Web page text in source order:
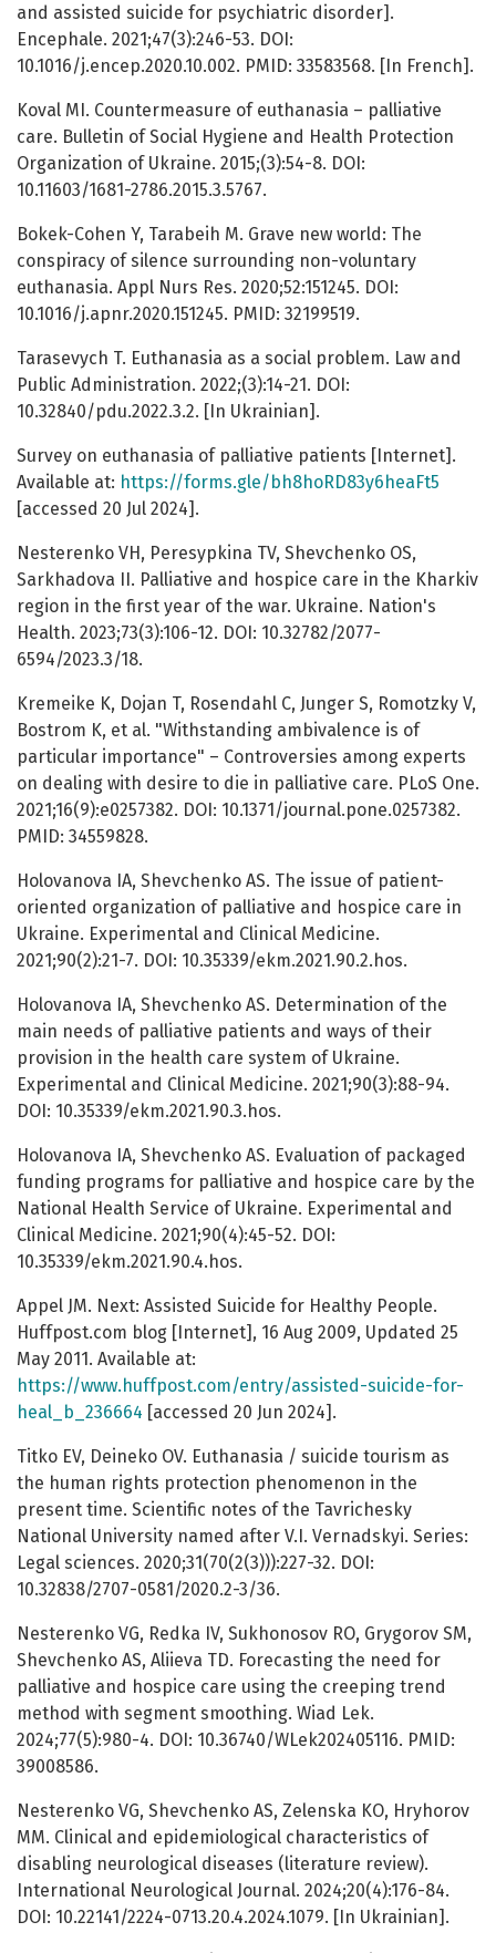
and assisted suicide for psychiatric disorder].
Encephale. 2021;47(3):246-53. DOI:
10.1016/j.encep.2020.10.002. PMID: 33583568. [In French].
Koval MI. Countermeasure of euthanasia – palliative
care. Bulletin of Social Hygiene and Health Protection
Organization of Ukraine. 2015;(3):54-8. DOI:
10.11603/1681-2786.2015.3.5767.
Bokek-Cohen Y, Tarabeih M. Grave new world: The
conspiracy of silence surrounding non-voluntary
euthanasia. Appl Nurs Res. 2020;52:151245. DOI:
10.1016/j.apnr.2020.151245. PMID: 32199519.
Tarasevych T. Euthanasia as a social problem. Law and
Public Administration. 2022;(3):14-21. DOI:
10.32840/pdu.2022.3.2. [In Ukrainian].
Survey on euthanasia of palliative patients [Internet].
Available at: https://forms.gle/bh8hoRD83y6heaFt5
[accessed 20 Jul 2024].
Nesterenko VH, Peresypkina TV, Shevchenko OS,
Sarkhadova II. Palliative and hospice care in the Kharkiv
region in the first year of the war. Ukraine. Nation's
Health. 2023;73(3):106-12. DOI: 10.32782/2077-
6594/2023.3/18.
Kremeike K, Dojan T, Rosendahl C, Junger S, Romotzky V,
Bostrom K, et al. "Withstanding ambivalence is of
particular importance" – Controversies among experts
on dealing with desire to die in palliative care. PLoS One.
2021;16(9):e0257382. DOI: 10.1371/journal.pone.0257382.
PMID: 34559828.
Holovanova IA, Shevchenko AS. The issue of patient-
oriented organization of palliative and hospice care in
Ukraine. Experimental and Clinical Medicine.
2021;90(2):21-7. DOI: 10.35339/ekm.2021.90.2.hos.
Holovanova IA, Shevchenko AS. Determination of the
main needs of palliative patients and ways of their
provision in the health care system of Ukraine.
Experimental and Clinical Medicine. 2021;90(3):88-94.
DOI: 10.35339/ekm.2021.90.3.hos.
Holovanova IA, Shevchenko AS. Evaluation of packaged
funding programs for palliative and hospice care by the
National Health Service of Ukraine. Experimental and
Clinical Medicine. 2021;90(4):45-52. DOI:
10.35339/ekm.2021.90.4.hos.
Appel JM. Next: Assisted Suicide for Healthy People.
Huffpost.com blog [Internet], 16 Aug 2009, Updated 25
May 2011. Available at:
https://www.huffpost.com/entry/assisted-suicide-for-
heal_b_236664 [accessed 20 Jun 2024].
Titko EV, Deineko OV. Euthanasia / suicide tourism as
the human rights protection phenomenon in the
present time. Scientific notes of the Tavrichesky
National University named after V.I. Vernadskyi. Series:
Legal sciences. 2020;31(70(2(3))):227-32. DOI:
10.32838/2707-0581/2020.2-3/36.
Nesterenko VG, Redka IV, Sukhonosov RO, Grygorov SM,
Shevchenko AS, Aliieva TD. Forecasting the need for
palliative and hospice care using the creeping trend
method with segment smoothing. Wiad Lek.
2024;77(5):980-4. DOI: 10.36740/WLek202405116. PMID:
39008586.
Nesterenko VG, Shevchenko AS, Zelenska KO, Hryhorov
MM. Clinical and epidemiological characteristics of
disabling neurological diseases (literature review).
International Neurological Journal. 2024;20(4):176-84.
DOI: 10.22141/2224-0713.20.4.2024.1079. [In Ukrainian].